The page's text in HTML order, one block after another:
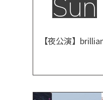
Sun
【夜公演】